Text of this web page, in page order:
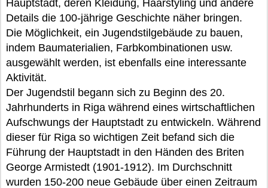
Hauptstadt, deren Kleidung, Haarstyling und andere
Details die 100-jährige Geschichte näher bringen.
Die Möglichkeit, ein Jugendstilgebäude zu bauen,
indem Baumaterialien, Farbkombinationen usw.
ausgewählt werden, ist ebenfalls eine interessante
Aktivität.
Der Jugendstil begann sich zu Beginn des 20.
Jahrhunderts in Riga während eines wirtschaftlichen
Aufschwungs der Hauptstadt zu entwickeln. Während
dieser für Riga so wichtigen Zeit befand sich die
Führung der Hauptstadt in den Händen des Briten
George Armistedt (1901-1912). Im Durchschnitt
wurden 150-200 neue Gebäude über einen Zeitraum